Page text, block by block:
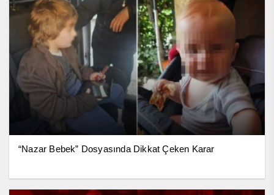
“Nazar Bebek” Dosyasında Dikkat Çeken Karar